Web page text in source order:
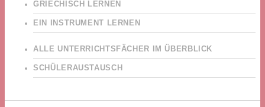
GRIECHISCH LERNEN
EIN INSTRUMENT LERNEN
ALLE UNTERRICHTSFÄCHER IM ÜBERBLICK
SCHÜLERAUSTAUSCH